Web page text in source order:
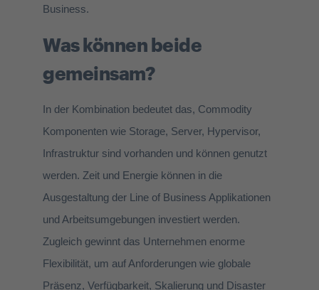
Business.
Was können beide
gemeinsam?
In der Kombination bedeutet das, Commodity
Komponenten wie Storage, Server, Hypervisor,
Infrastruktur sind vorhanden und können genutzt
werden. Zeit und Energie können in die
Ausgestaltung der Line of Business Applikationen
und Arbeitsumgebungen investiert werden.
Zugleich gewinnt das Unternehmen enorme
Flexibilität, um auf Anforderungen wie globale
Präsenz, Verfügbarkeit, Skalierung und Disaster